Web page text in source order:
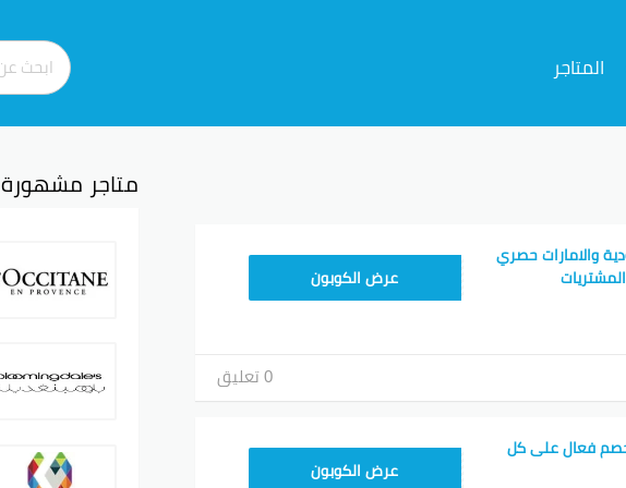
المتاجر
والامارات حصري
RRF24عرض الكوبون
0 تعليق
فعال على كل
AB473عرض الكوبون
متاجر مشهورة